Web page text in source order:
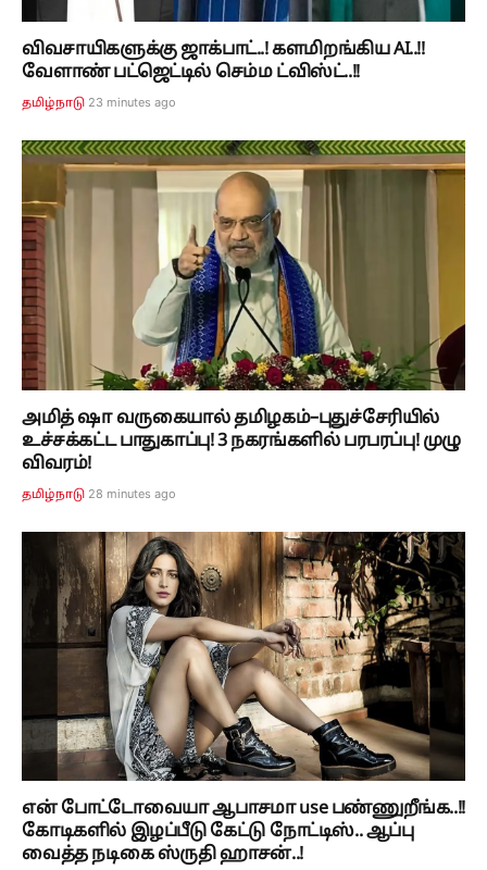
விவசாயிகளுக்கு ஜாக்பாட்..! களமிறங்கிய AI..!!
வேளாண் பட்ஜெட்டில் செம்ம ட்விஸ்ட்..!!
தமிழ்நாடு 23 minutes ago
அமித் ஷா வருகையால் தமிழகம்–புதுச்சேரியில்
உச்சக்கட்ட பாதுகாப்பு! 3 நகரங்களில் பரபரப்பு! முழு
விவரம்!
தமிழ்நாடு 28 minutes ago
என் போட்டோவையா ஆபாசமா use பண்ணுறீங்க..!!
கோடிகளில் இழப்பீடு கேட்டு நோட்டிஸ்.. ஆப்பு
வைத்த நடிகை ஸ்ருதி ஹாசன்..!